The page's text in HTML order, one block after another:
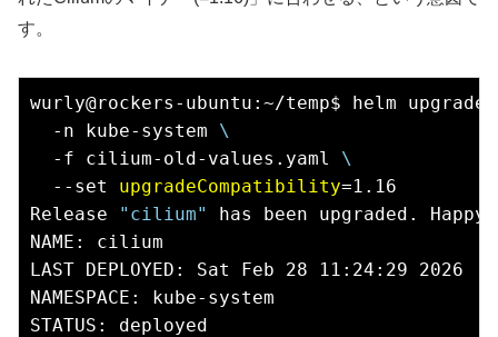
す。
wurly@rockers-ubuntu:~/temp$ helm
  -n kube-system
\
  -f cilium-old-values.yaml
\
  --set
upgradeCompatibility=1.16
Release
"cilium"
has been upgraded. Happy
NAME: cilium
LAST DEPLOYED: Sat Feb 28 11:24:29 2026
NAMESPACE: kube-system
STATUS: deployed